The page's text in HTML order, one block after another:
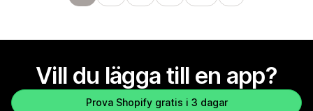
Vill du lägga till en app?
Prova Shopify gratis i 3 dagar